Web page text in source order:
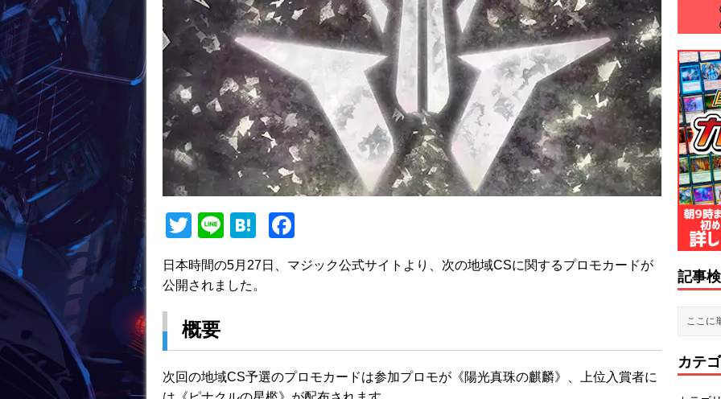
T
w
itt
Li
e
H
e
c
o
o
日本時間の5月27日、マジック公式サイトより、次の地域CSに関するプロモカードが
公開されました。
概要
次回の地域CS予選のプロモカードは参加プロモが《陽光真珠の麒麟》、上位入賞者に
記事
カテ